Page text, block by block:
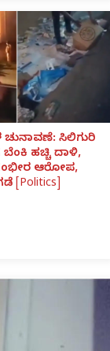
ಸಿಲಿಗುರಿ
ಹಚ್ಚಿ ದಾಳಿ,
ಆರೋಪ,
[Politics]